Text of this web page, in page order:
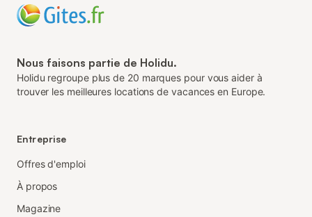
Nous faisons partie de Holidu.
Holidu regroupe plus de 20 marques pour vous aider à
trouver les meilleures locations de vacances en Europe.
Entreprise
Offres d'emploi
À propos
Magazine